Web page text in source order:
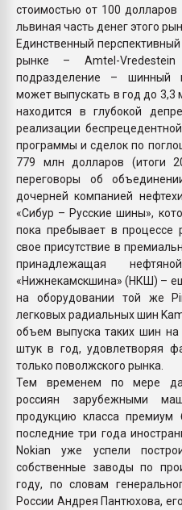
стоимостью от 100 долларов
львиная часть денег этого
Единственный
рынке – Amtel-
подразделение – шинный
может выпускать в год до
находится в глубокой
реализации
программы и сделок по
779 млн долларов (итоги
переговоры об
дочерней компанией
«Сибур – Русские шины»,
пока пребывает в процессе
свое присутствие в
принадлежащая
«Нижнекамскшина» (НКШ) –
на оборудовании той же
легковых радиальных шин
объем выпуска таких шин
штук в год, удовлетворяя
только поволжского рынка.
Тем временем по мере
россиян зарубежными
продукцию класса премиум
последние три года
Nokian уже успели
собственные заводы по
году, по словам
России Андрея Пантюхова,